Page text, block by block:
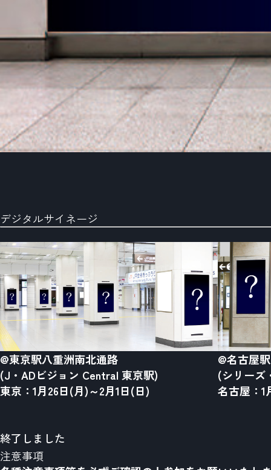
デジタルサイネージ
@東京駅八重洲南北通路
(J・ADビジョン Central 東京駅)
東京：1月26日(月)～2月1日(日)
@名古屋
(シリーズ
名古屋：1
終了しました
注意事項